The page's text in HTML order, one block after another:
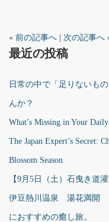
« 前の記事へ 次の記事へ
最近の投稿
日常の中で「足りないも
んか？
What’s Missing in Your
The Japan Expert’s Secret:
Blossom Season
【9月5日（土）石曳き道
伊豆熱川温泉 湯花満開
におすすめの癒し旅。